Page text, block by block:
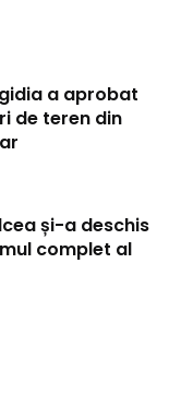
a aprobat
de teren din
și-a deschis
complet al